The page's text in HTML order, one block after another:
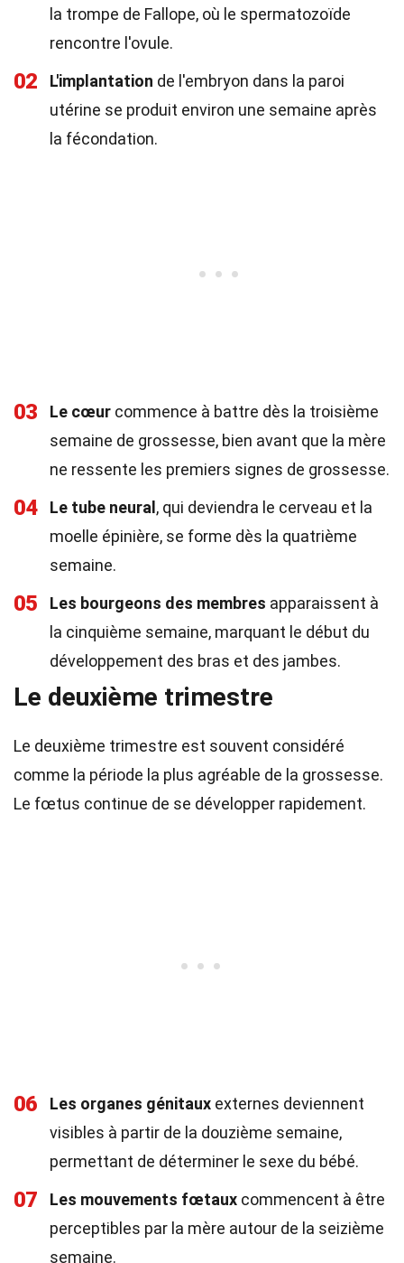
la trompe de Fallope, où le spermatozoïde
rencontre l'ovule.
02 L'implantation de l'embryon dans la paroi
utérine se produit environ une semaine après
la fécondation.
03 Le cœur commence à battre dès la troisième
semaine de grossesse, bien avant que la mère
ne ressente les premiers signes de grossesse.
04 Le tube neural , qui deviendra le cerveau et la
moelle épinière, se forme dès la quatrième
semaine.
05 Les bourgeons des membres apparaissent à
la cinquième semaine, marquant le début du
développement des bras et des jambes.
Le deuxième trimestre
Le deuxième trimestre est souvent considéré
comme la période la plus agréable de la grossesse.
Le fœtus continue de se développer rapidement.
06 Les organes génitaux externes deviennent
visibles à partir de la douzième semaine,
permettant de déterminer le sexe du bébé.
07 Les mouvements fœtaux commencent à être
perceptibles par la mère autour de la seizième
semaine.